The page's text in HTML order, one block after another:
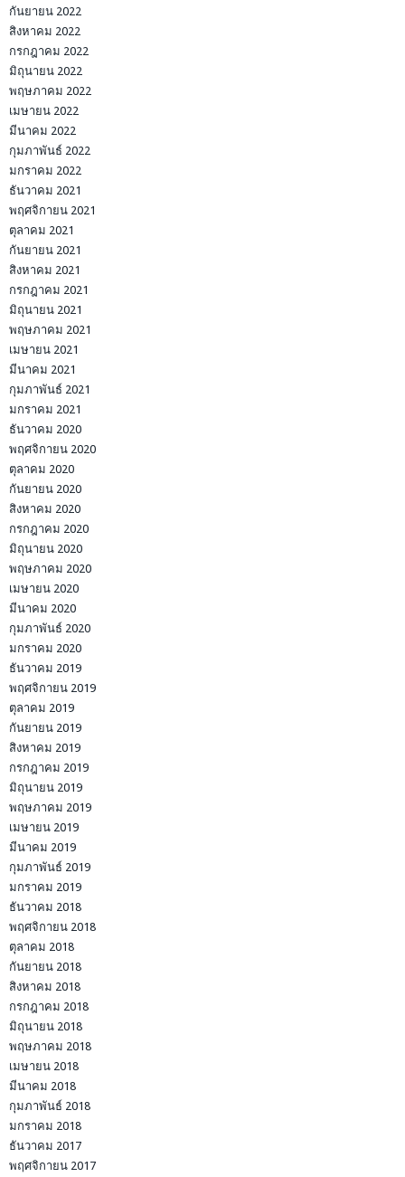
กันยายน 2022
สิงหาคม 2022
กรกฎาคม 2022
มิถุนายน 2022
พฤษภาคม 2022
เมษายน 2022
มีนาคม 2022
กุมภาพันธ์ 2022
มกราคม 2022
ธันวาคม 2021
พฤศจิกายน 2021
ตุลาคม 2021
กันยายน 2021
สิงหาคม 2021
กรกฎาคม 2021
มิถุนายน 2021
พฤษภาคม 2021
เมษายน 2021
มีนาคม 2021
กุมภาพันธ์ 2021
มกราคม 2021
ธันวาคม 2020
พฤศจิกายน 2020
ตุลาคม 2020
กันยายน 2020
สิงหาคม 2020
กรกฎาคม 2020
มิถุนายน 2020
พฤษภาคม 2020
เมษายน 2020
มีนาคม 2020
กุมภาพันธ์ 2020
มกราคม 2020
ธันวาคม 2019
พฤศจิกายน 2019
ตุลาคม 2019
กันยายน 2019
สิงหาคม 2019
กรกฎาคม 2019
มิถุนายน 2019
พฤษภาคม 2019
เมษายน 2019
มีนาคม 2019
กุมภาพันธ์ 2019
มกราคม 2019
ธันวาคม 2018
พฤศจิกายน 2018
ตุลาคม 2018
กันยายน 2018
สิงหาคม 2018
กรกฎาคม 2018
มิถุนายน 2018
พฤษภาคม 2018
เมษายน 2018
มีนาคม 2018
กุมภาพันธ์ 2018
มกราคม 2018
ธันวาคม 2017
พฤศจิกายน 2017